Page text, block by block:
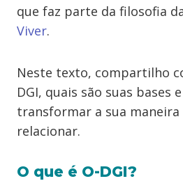
que faz parte da filosofia
Viver.
Neste texto, compartilho
DGI, quais são suas bases
transformar a sua maneira
relacionar.
O que é O-DGI?